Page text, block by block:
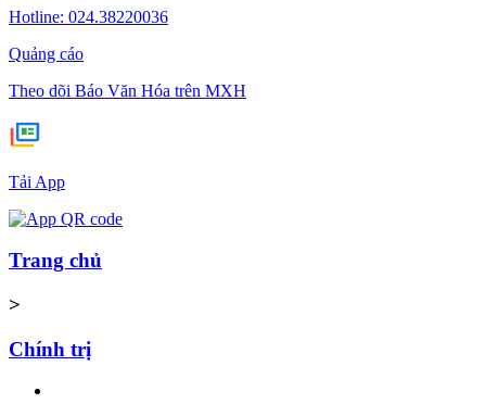
Hotline: 024.38220036
Quảng cáo
Theo dõi Báo Văn Hóa trên MXH
Tải App
Trang chủ
>
Chính trị